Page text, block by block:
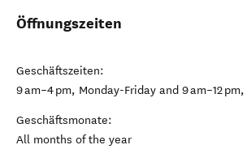
Öffnungszeiten
Geschäftszeiten:
9 am–4 pm, Monday-Friday and 9 am–12
Geschäftsmonate:
All months of the year